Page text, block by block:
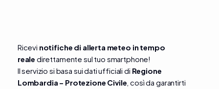
Ricevi notifiche di allerta meteo in tempo
reale direttamente sul tuo smartphone!
Il servizio si basa sui dati ufficiali di Regione
Lombardia – Protezione Civile, così da garantirti